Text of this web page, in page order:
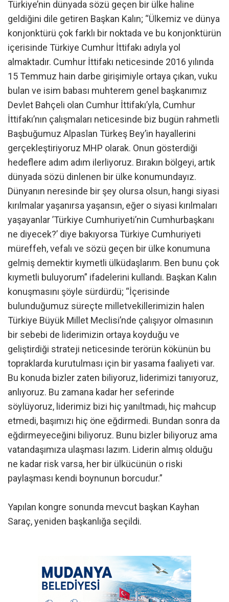
Türkiye’nin dünyada sözü geçen bir ülke haline
geldiğini dile getiren Başkan Kalın; “Ülkemiz ve dünya
konjonktürü çok farklı bir noktada ve bu konjonktürün
içerisinde Türkiye Cumhur İttifakı adıyla yol
almaktadır. Cumhur İttifakı neticesinde 2016 yılında
15 Temmuz hain darbe girişimiyle ortaya çıkan, vuku
bulan ve isim babası muhterem genel başkanımız
Devlet Bahçeli olan Cumhur İttifakı’yla, Cumhur
İttifakı’nın çalışmaları neticesinde biz bugün rahmetli
Başbuğumuz Alpaslan Türkeş Bey’in hayallerini
gerçekleştiriyoruz MHP olarak. Onun gösterdiği
hedeflere adım adım ilerliyoruz. Bırakın bölgeyi, artık
dünyada sözü dinlenen bir ülke konumundayız.
Dünyanın neresinde bir şey olursa olsun, hangi siyasi
kırılmalar yaşanırsa yaşansın, eğer o siyasi kırılmaları
yaşayanlar ’Türkiye Cumhuriyeti’nin Cumhurbaşkanı
ne diyecek?’ diye bakıyorsa Türkiye Cumhuriyeti
müreffeh, vefalı ve sözü geçen bir ülke konumuna
gelmiş demektir kıymetli ülküdaşlarım. Ben bunu çok
kıymetli buluyorum” ifadelerini kullandı. Başkan Kalın
konuşmasını şöyle sürdürdü; “İçerisinde
bulunduğumuz süreçte milletvekillerimizin halen
Türkiye Büyük Millet Meclisi’nde çalışıyor olmasının
bir sebebi de liderimizin ortaya koyduğu ve
geliştirdiği strateji neticesinde terörün kökünün bu
topraklarda kurutulması için bir yasama faaliyeti var.
Bu konuda bizler zaten biliyoruz, liderimizi tanıyoruz,
anlıyoruz. Bu zamana kadar her seferinde
söylüyoruz, liderimiz bizi hiç yanıltmadı, hiç mahcup
etmedi, başımızı hiç öne eğdirmedi. Bundan sonra da
eğdirmeyeceğini biliyoruz. Bunu bizler biliyoruz ama
vatandaşımıza ulaşması lazım. Liderin almış olduğu
ne kadar risk varsa, her bir ülkücünün o riski
paylaşması kendi boynunun borcudur.”
Yapılan kongre sonunda mevcut başkan Kayhan
Saraç, yeniden başkanlığa seçildi.